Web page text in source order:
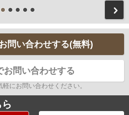
問い合わせする(無料)
お問い合わせする
にお問い合わせください。